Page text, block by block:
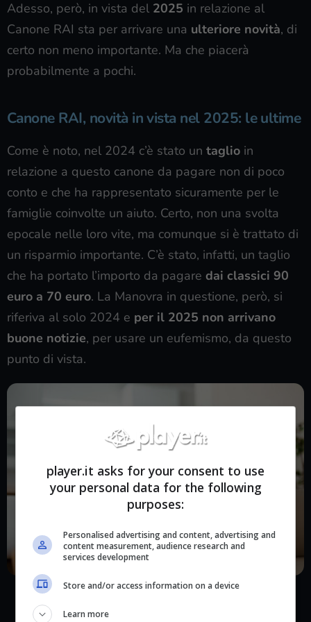
Adesso, però, in vista del 2025 in relazione al
Canone RAI sta per arrivare una ulteriore novità, di
certo non meno importante. Ma che piacerà
probabilmente a pochi.
Canone RAI, novità in vista nel 2025: le ultime
Come è noto, nel 2024 c’è stato un taglio in
relazione a questo canone da pagare non di poco
conto e che ha rappresentato sicuramente per le
famiglie coinvolte un aiuto. Certo, non una svolta
epocale nelle loro vite, ma comunque si è trattato di
un risparmio importante. C’è stato, infatti, un taglio
che ha portato l’importo da pagare dai classici 90
euro a 70 euro. La Manovra in questione, però, si
riferiva al solo 2024 e per il 2025 non arrivano
buone notizie, per usare un eufemismo, da questo
punto di vista.
Canone RAI, cambia l’importo: agli italiani non piaceranno le
player.it asks for your consent to use
your personal data for the following
purposes:
Personalised advertising and content, advertising and
content measurement, audience research and
services development
Store and/or access information on a device
Learn more